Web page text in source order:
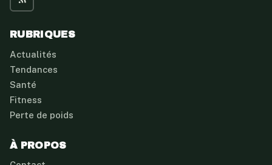
RUBRIQUES
Actualités
Tendances
Santé
Fitness
Perte de poids
À PROPOS